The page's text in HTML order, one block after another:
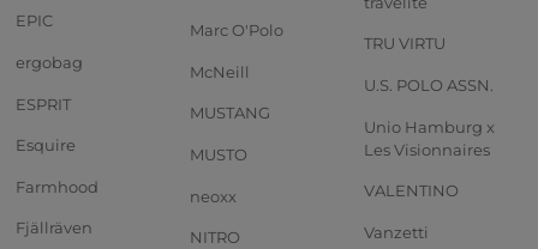
EPIC
ergobag
ESPRIT
Esquire
Farmhood
Fjällräven
Marc O'Polo
McNeill
MUSTANG
MUSTO
neoxx
NITRO
TRU VIRTU
U.S. POLO ASSN.
Unio Hamburg x
Les Visionnaires
VALENTINO
Vanzetti